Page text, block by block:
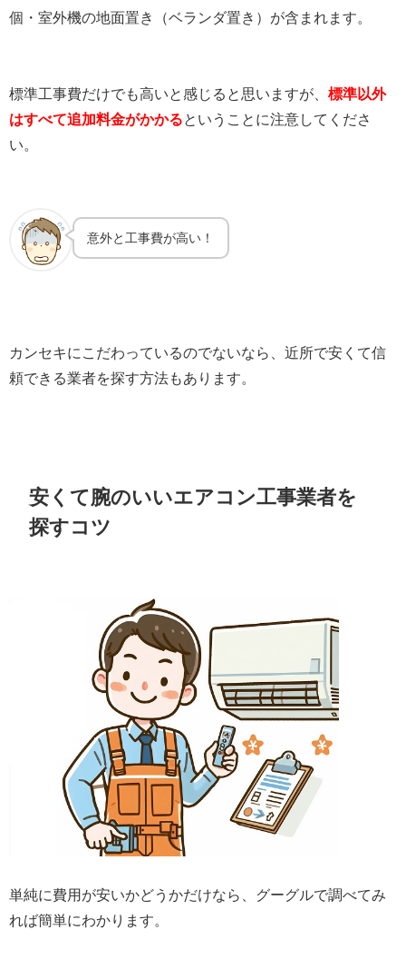
個・室外機の地面置き（ベランダ置き）が含まれます。
標準工事費だけでも高いと感じると思いますが、 標準以外
はすべて追加料金がかかる ということに注意してくださ
い。
意外と工事費が高い！
カンセキにこだわっているのでないなら、近所で安くて信
頼できる業者を探す方法もあります。
安くて腕のいいエアコン工事業者を
探すコツ
単純に費用が安いかどうかだけなら、グーグルで調べてみ
れば簡単にわかります。